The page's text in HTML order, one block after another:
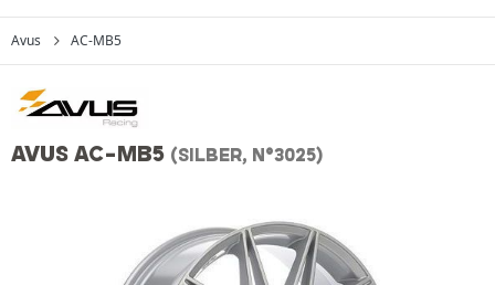
Avus AC-MB5
AVUS AC-MB5 (SILBER, N°3025)